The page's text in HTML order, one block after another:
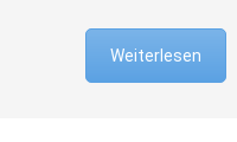
Weiterlesen